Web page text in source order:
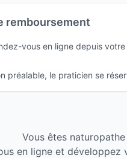
remboursement
vous en ligne depuis
préalable, le praticien se
Vous êtes naturopathe
en ligne et développez